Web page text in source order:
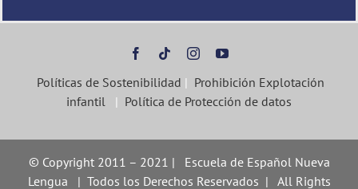
Políticas de Sostenibilidad | Prohibición Explotación
infantil | Política de Protección de datos
© Copyright 2011 – 2021 | Escuela de Español Nueva
Lengua | Todos los Derechos Reservados | All Rights